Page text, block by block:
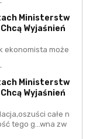
Ministerstw
Wyjaśnień
ekonomista może
Ministerstw
Wyjaśnień
całe n
tego g...wna zw